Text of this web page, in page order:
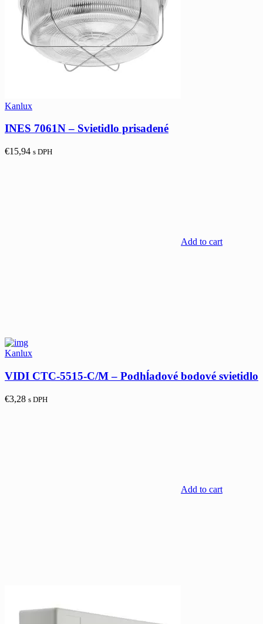
Kanlux
INES 7061N – Svietidlo prisadené
€15,94 s DPH
Add to cart
Kanlux
VIDI CTC-5515-C/M – Podhĺadové bodové svietidlo
€3,28 s DPH
Add to cart